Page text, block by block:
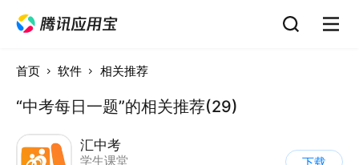
首页 软件 相关推荐
“中考每日一题”的相关推荐(29)
汇中考
学生课堂
下载